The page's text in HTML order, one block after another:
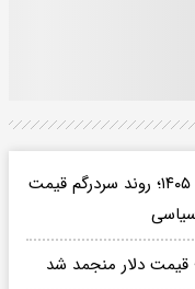
قیمت دلار، طلا و سکه ۲۴ اردیبهشت ۱۴۰۵؛ روند سردرگم قیمت
سیاسی